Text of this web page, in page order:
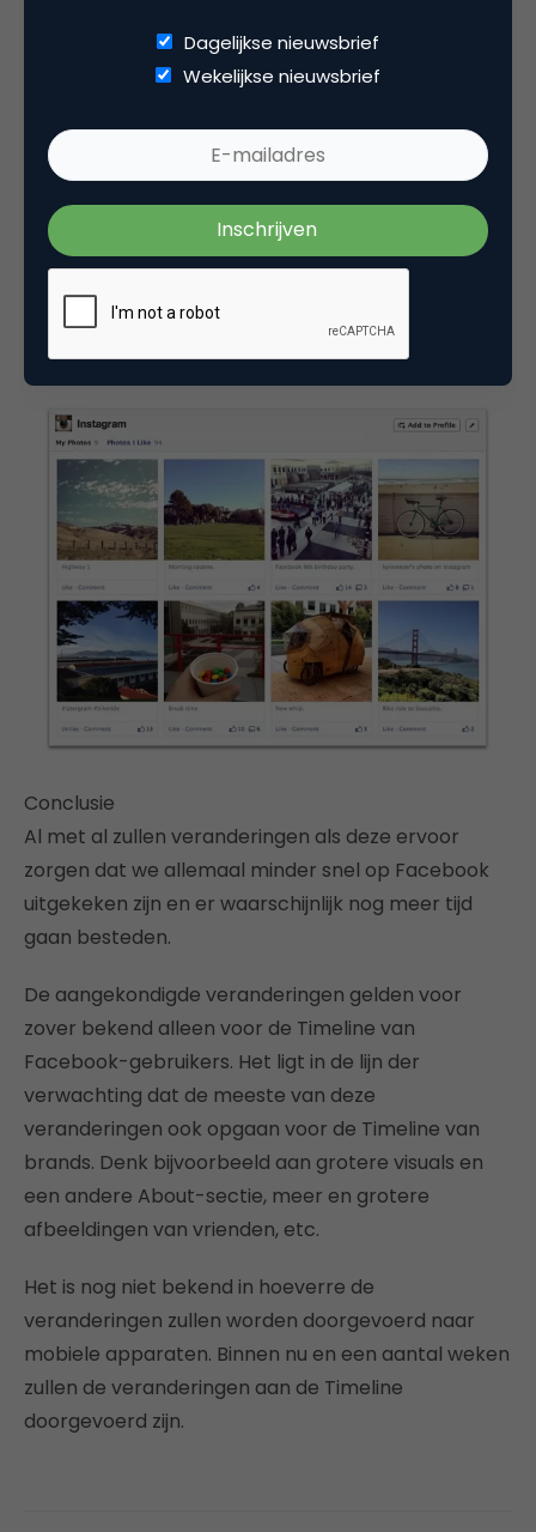
maakt om onderdeel uit te maken van hun online
identiteit, oftewel hun Facebook Timeline.
showcase the things people will
want to proudly display on their
timelines.”
Conclusie
Al met al zullen veranderingen als deze ervoor
zorgen dat we allemaal minder snel op Facebook
uitgekeken zijn en er waarschijnlijk nog meer tijd
gaan besteden.
De aangekondigde veranderingen gelden voor
zover bekend alleen voor de Timeline van
Facebook-gebruikers. Het ligt in de lijn der
verwachting dat de meeste van deze
veranderingen ook opgaan voor de Timeline van
brands. Denk bijvoorbeeld aan grotere visuals en
een andere About-sectie, meer en grotere
afbeeldingen van vrienden, etc.
Het is nog niet bekend in hoeverre de
veranderingen zullen worden doorgevoerd naar
mobiele apparaten. Binnen nu en een aantal weken
zullen de veranderingen aan de Timeline
doorgevoerd zijn.
Dagelijkse nieuwsbrief
Wekelijkse nieuwsbrief